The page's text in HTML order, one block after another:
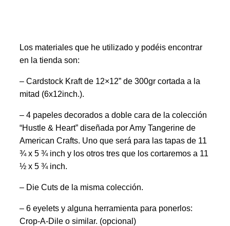
Los materiales que he utilizado y podéis encontrar
en la tienda son:
– Cardstock Kraft de 12×12” de 300gr cortada a la
mitad (6x12inch.).
– 4 papeles decorados a doble cara de la colección
“Hustle & Heart” diseñada por Amy Tangerine de
American Crafts. Uno que será para las tapas de 11
¾ x 5 ¾ inch y los otros tres que los cortaremos a 11
½ x 5 ¾ inch.
– Die Cuts de la misma colección.
– 6 eyelets y alguna herramienta para ponerlos:
Crop-A-Dile o similar. (opcional)